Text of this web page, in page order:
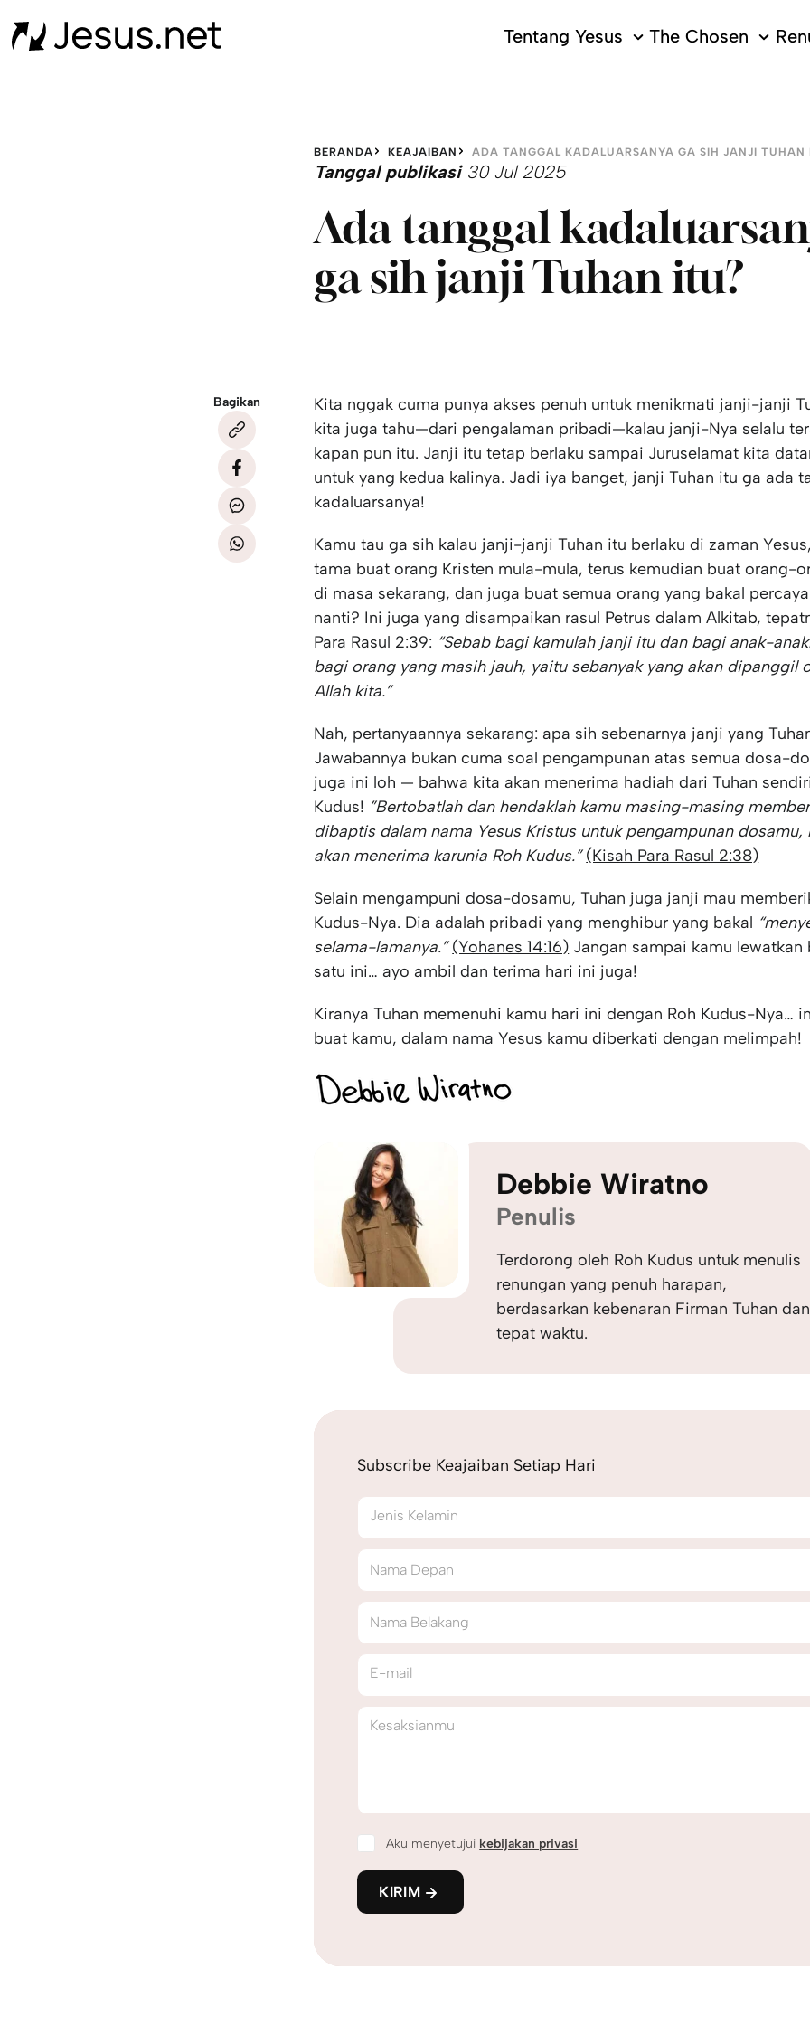
Tentang Yesus The Chosen
BERANDA KEAJAIBAN ADA TANGGAL KADALUARSANYA GA SIH JANJI TUHAN
Tanggal publikasi30 Jul 2025
Ada tanggal
ga sih janji Tuhan itu?
Bagikan
Kita nggak cuma punya akses penuh untuk menikmati janji-janji
kita juga tahu—dari pengalaman pribadi—kalau janji-Nya selalu
kapan pun itu. Janji itu tetap berlaku sampai Juruselamat kita
untuk yang kedua kalinya. Jadi iya banget, janji Tuhan itu ga ada
kadaluarsanya!
Kamu tau ga sih kalau janji-janji Tuhan itu berlaku di zaman
tama buat orang Kristen mula-mula, terus kemudian buat orang-
di masa sekarang, dan juga buat semua orang yang bakal
nanti? Ini juga yang disampaikan rasul Petrus dalam Alkitab,
Para Rasul 2:39: “Sebab bagi kamulah janji itu dan bagi anak-
bagi orang yang masih jauh, yaitu sebanyak yang akan dipanggil
Allah kita.”
Nah, pertanyaannya sekarang: apa sih sebenarnya janji yang
Jawabannya bukan cuma soal pengampunan atas semua dosa-
juga ini loh — bahwa kita akan menerima hadiah dari Tuhan
Kudus! ”Bertobatlah dan hendaklah kamu masing-masing
dibaptis dalam nama Yesus Kristus untuk pengampunan dosamu,
akan menerima karunia Roh Kudus.” (Kisah Para Rasul 2:38)
Selain mengampuni dosa-dosamu, Tuhan juga janji mau
Kudus-Nya. Dia adalah pribadi yang menghibur yang bakal
selama-lamanya.” (Yohanes 14:16) Jangan sampai kamu lewatkan
satu ini… ayo ambil dan terima hari ini juga!
Kiranya Tuhan memenuhi kamu hari ini dengan Roh Kudus-Nya…
buat kamu, dalam nama Yesus kamu diberkati dengan melimpah!
Debbie Wiratno
Penulis
Terdorong oleh Roh Kudus untuk menulis
renungan yang penuh harapan,
berdasarkan kebenaran Firman Tuhan dan
tepat waktu.
Subscribe Keajaiban Setiap Hari
Jenis Kelamin
Nama Depan
Nama Belakang
E-mail
Kesaksianmu
Aku menyetujui kebijakan privasi
KIRIM